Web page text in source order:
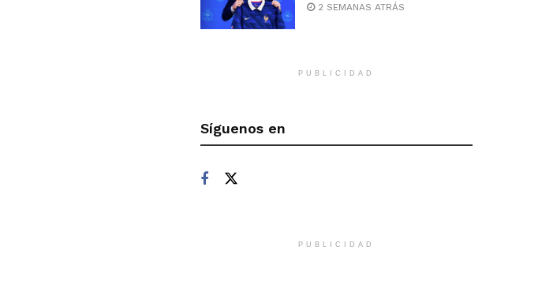
2 SEMANAS ATRÁS
PUBLICIDAD
Síguenos en
PUBLICIDAD